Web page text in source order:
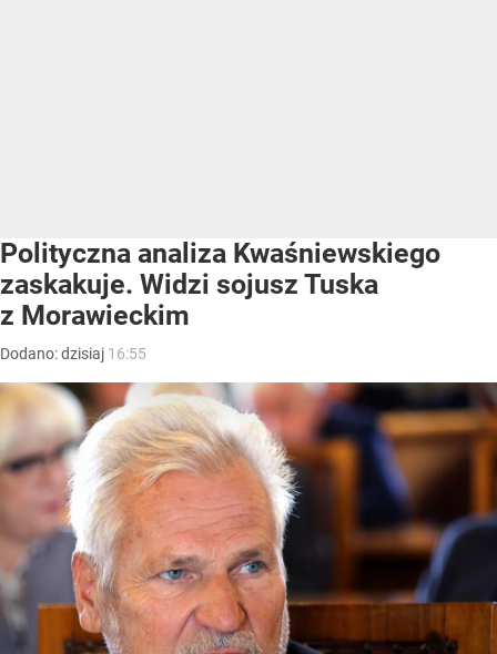
Polityczna analiza Kwaśniewskiego
zaskakuje. Widzi sojusz Tuska
z Morawieckim
Dodano:dzisiaj 16:55